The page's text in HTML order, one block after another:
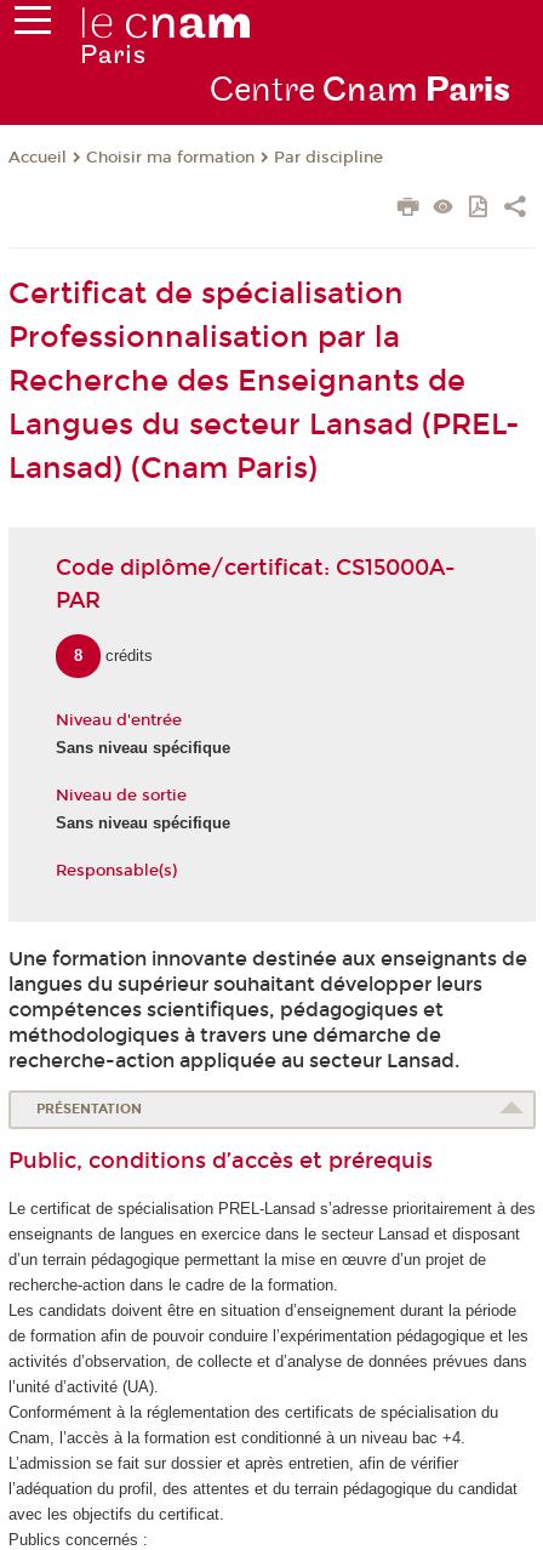
Centre Cnam Paris
Accueil Choisir ma formation Par discipline
Certificat de spécialisation
Professionnalisation par la
Recherche des Enseignants de
Langues du secteur Lansad (PREL-
Lansad) (Cnam Paris)
Code diplôme/certificat: CS15000A-
PAR
8 crédits
Niveau d'entrée
Sans niveau spécifique
Niveau de sortie
Sans niveau spécifique
Responsable(s)
Une formation innovante destinée aux enseignants de
langues du supérieur souhaitant développer leurs
compétences scientifiques, pédagogiques et
méthodologiques à travers une démarche de
recherche-action appliquée au secteur Lansad.
PRÉSENTATION
Public, conditions d’accès et prérequis
Le certificat de spécialisationPREL-Lansad s’adresse prioritairement à des
enseignants de langues en exercice dans le secteur Lansad et disposant
d’un terrain pédagogique permettant la mise en œuvre d’un projet de
recherche-action dans le cadre de la formation.
Les candidats doivent être en situation d’enseignement durant la période
de formation afin de pouvoir conduire l’expérimentation pédagogique et les
activités d’observation, de collecte et d’analyse de données prévues dans
l’unité d’activité (UA).
Conformément à la réglementation des certificats de spécialisationdu
Cnam, l’accès à la formation est conditionné à un niveau bac +4.
L’admission se fait sur dossier et après entretien, afin de vérifier
l’adéquation du profil, des attentes et du terrain pédagogique du candidat
avec les objectifs du certificat.
Publics concernés :